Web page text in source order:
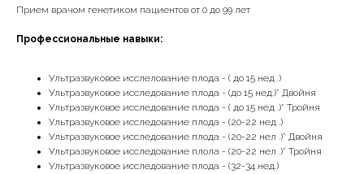
Прием врачом генетиком пациентов от 0 до 99 лет
Профессиональные навыки:
Ультразвуковое исслелование плода - ( до 15 нед .)
Ультразвуковое исследование плода - (до 15 нед.)* Двойня
Ультразвуковое исследование плода - ( до 15 нед .)* Тройня
Ультразвуковое исследование плода - (20-22 нед .)
Ультразвуковое исследование плода - (20-22 нел .)* Двойня
Ультразвуковое исследование плола - (20-22 нел .)* Тройня
Ультразвуковое исследование плода - (32-34 нед.)